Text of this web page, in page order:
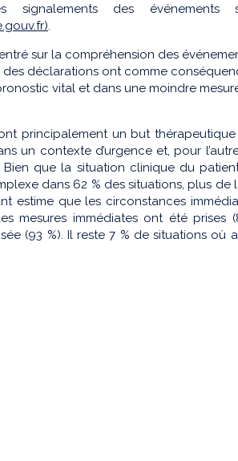
des événements
sur la compréhension des
des déclarations ont comme
vital et dans une moindre
principalement un but thérapeutique
un contexte d’urgence et, pour
que la situation clinique du
dans 62 % des situations, plus de
estime que les circonstances
mesures immédiates ont été prises
(93 %). Il reste 7 % de situations où